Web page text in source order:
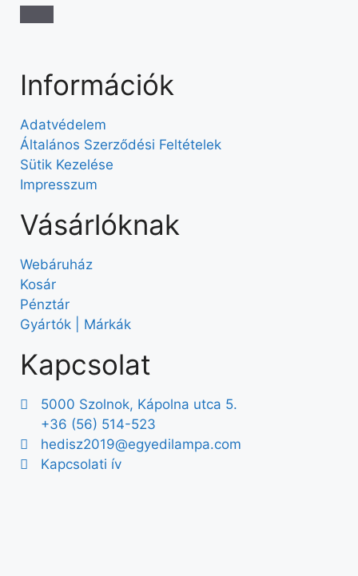
Információk
Adatvédelem
Általános Szerződési Feltételek
Sütik Kezelése
Impresszum
Vásárlóknak
Webáruház
Kosár
Pénztár
Gyártók | Márkák
Kapcsolat
5000 Szolnok, Kápolna utca 5.
+36 (56) 514-523
hedisz2019@egyedilampa.com
Kapcsolati ív